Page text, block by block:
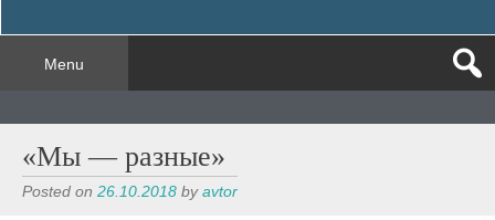
Menu
«Мы — разные»
Posted on 26.10.2018 byavtor